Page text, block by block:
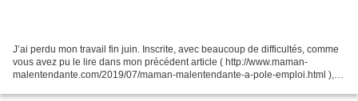
J’ai perdu mon travail fin juin. Inscrite, avec beaucoup de difficultés, comme
vous avez pu le lire dans mon précédent article ( http://www.maman-
malentendante.com/2019/07/maman-malentendante-a-pole-emploi.html ),